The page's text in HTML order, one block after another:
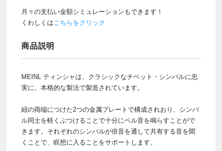
月々の支払い金額シミュレーションもできます！
くわしくはこちらをクリック
商品説明
MEINL ティンシャは、クラシックなチベット・シンバルに忠
実に、本格的な製法で製造されています。
紐の両端につけた2つの金属プレートで構成されおり、シンバ
ル同士を軽くぶつけることで十分にベル音を鳴らすことがで
きます。それぞれのシンバルが倍音を通して共有する音を聞
くことで、瞑想に入ることをサポートします。